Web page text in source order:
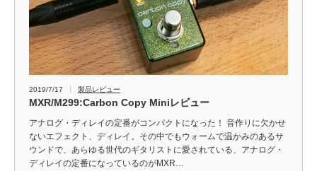
2019/7/17 製品レビュー
MXR/M299:Carbon Copy Miniレビュー
アナログ・ディレイの定番がコンパクトになった！ 音作りに欠かせ
ないエフェクト、ディレイ。その中でもウォームで温かみのあるサ
ウンドで、あらゆる世代のギタリストに愛されている、アナログ・
ディレイの定番になっているのがMXR…